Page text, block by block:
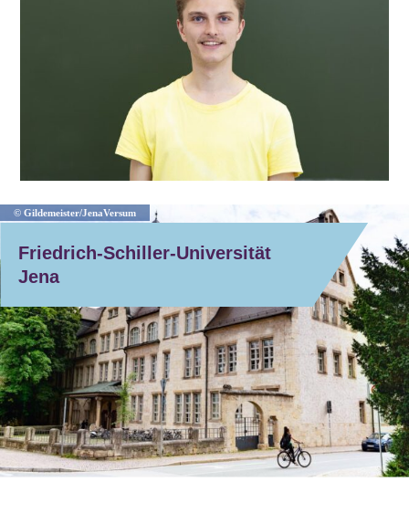
© Gildemeister/JenaVersum
Friedrich-Schiller-Universität
Jena